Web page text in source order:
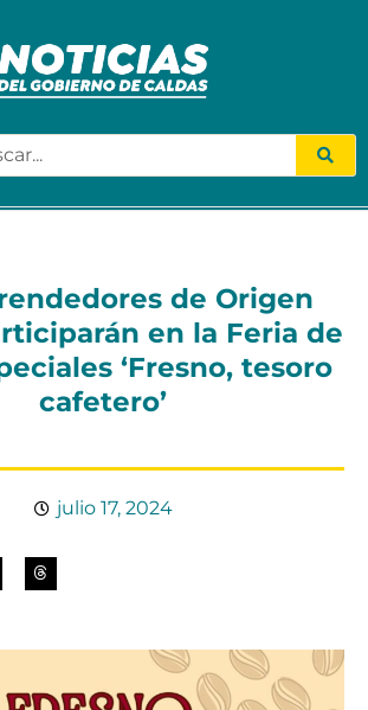
de Origen
en la Feria de
‘Fresno, tesoro
cafetero’
julio 17, 2024